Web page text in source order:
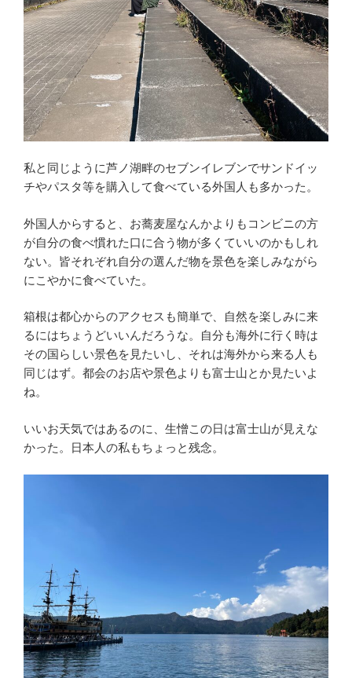
私と同じように芦ノ湖畔のセブンイレブンでサンドイッ
チやパスタ等を購入して食べている外国人も多かった。
外国人からすると、お蕎麦屋なんかよりもコンビニの方
が自分の食べ慣れた口に合う物が多くていいのかもしれ
ない。皆それぞれ自分の選んだ物を景色を楽しみながら
にこやかに食べていた。
箱根は都心からのアクセスも簡単で、自然を楽しみに来
るにはちょうどいいんだろうな。自分も海外に行く時は
その国らしい景色を見たいし、それは海外から来る人も
同じはず。都会のお店や景色よりも富士山とか見たいよ
ね。
いいお天気ではあるのに、生憎この日は富士山が見えな
かった。日本人の私もちょっと残念。